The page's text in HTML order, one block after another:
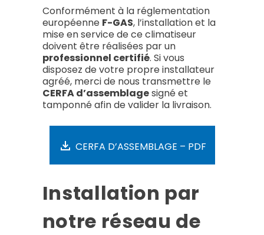
Conformément à la réglementation
européenne F-GAS, l’installation et la
mise en service de ce climatiseur
doivent être réalisées par un
professionnel certifié. Si vous
disposez de votre propre installateur
agréé, merci de nous transmettre le
CERFA d’assemblagesigné et
tamponné afin de valider la livraison.
CERFA D’ASSEMBLAGE – PDF
Installation par
notre réseau de